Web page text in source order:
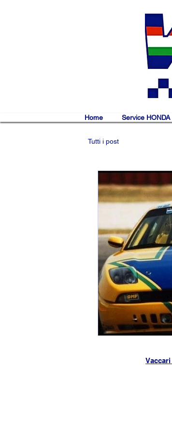
Home Service HONDA
Tutti i post
Vaccari